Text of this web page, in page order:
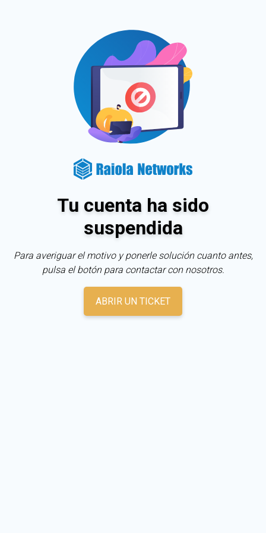
Tu cuenta ha sido
suspendida
Para averiguar el motivo y ponerle solución cuanto antes,
pulsa el botón para contactar con nosotros.
ABRIR UN TICKET